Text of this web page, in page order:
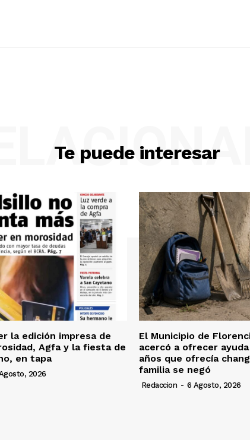
Te puede interesar
la edición impresa de
Agfa y la fiesta de
en tapa
2026
El Municipio de
acercó a ofrecer
años que ofrecía
familia se negó
Redaccion - 6 Agosto, 2026